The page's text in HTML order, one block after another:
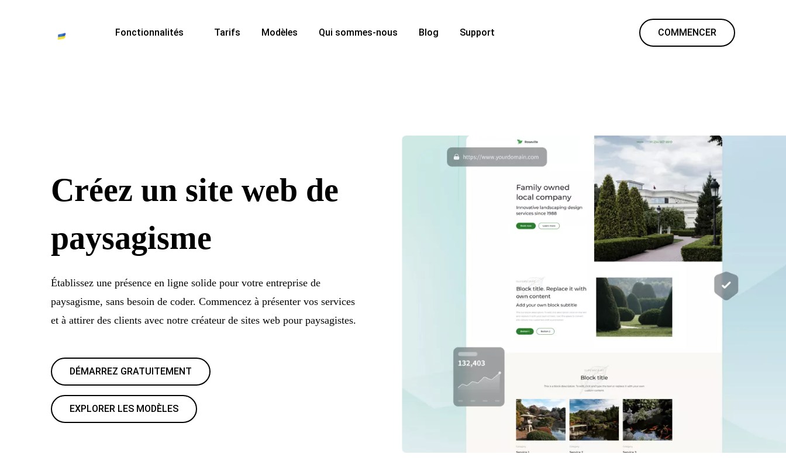
Fonctionnalités Tarifs Modèles Qui sommes-nous Blog Support COMMENCER
Créez un site web de
paysagisme
Établissez une présence en ligne solide pour votre entreprise de
paysagisme, sans besoin de coder. Commencez à présenter vos services
et à attirer des clients avec notre créateur de sites web pour paysagistes.
DÉMARREZ GRATUITEMENT
EXPLORER LES MODÈLES